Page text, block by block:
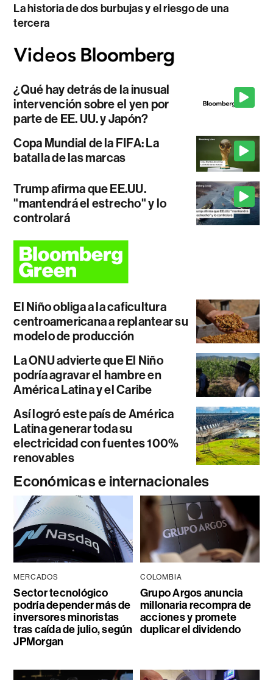
La historia de dos burbujas y el riesgo de una
tercera
¿Qué hay detrás de la inusual
intervención sobre el yen por
parte de EE. UU. y Japón?
Copa Mundial de la FIFA: La
batalla de las marcas
Trump afirma que EE.UU.
"mantendrá el estrecho" y lo
controlará
El Niño obliga a la caficultura
centroamericana a replantear su
modelo de producción
La ONU advierte que El Niño
podría agravar el hambre en
América Latina y el Caribe
Así logró este país de América
Latina generar toda su
electricidad con fuentes 100%
renovables
Económicas e internacionales
MERCADOS
Sector tecnológico
podría depender más de
inversores minoristas
tras caída de julio, según
JPMorgan
COLOMBIA
Grupo Argos anuncia
millonaria recompra de
acciones y promete
duplicar el dividendo